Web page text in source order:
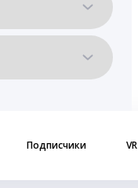
Подписчики VR